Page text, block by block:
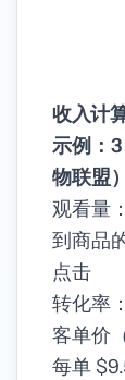
收入计
示例：
物联盟）
观看量
到商品
点击
转化率
客单价
每单